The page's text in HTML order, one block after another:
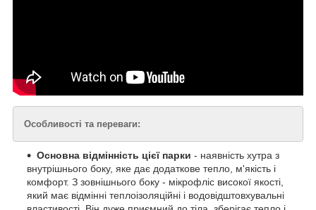
Особливості та переваги:
Основна відмінність цієї парки - наявність хутра з
внутрішнього боку, яке дає додаткове тепло, м'якість і
комфорт. З зовнішнього боку - мікрофліс високої якості,
який має відмінні теплоізоляційні і водовідштовхувальні